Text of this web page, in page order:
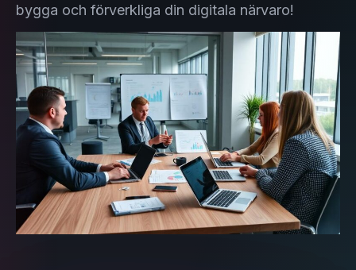
bygga och förverkliga din digitala närvaro!